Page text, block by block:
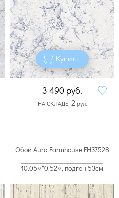
Купить
3 490 руб.
НА СКЛАДЕ: 2 рул.
Обои Aura Farmhouse FH37528
10.05м*0.52м, подгон 53см